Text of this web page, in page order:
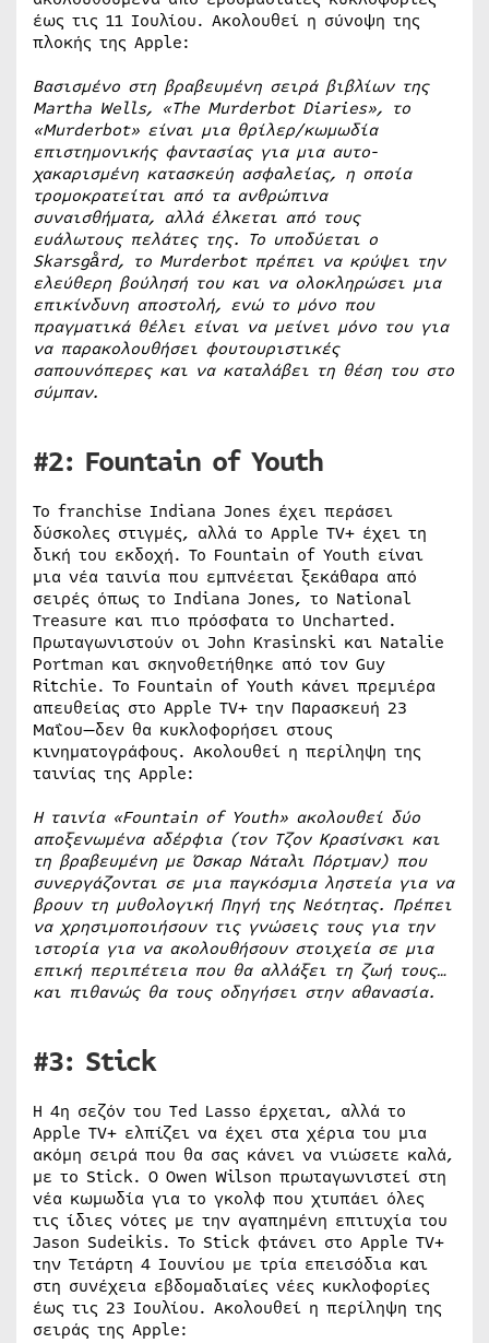
έως τις 11 Ιουλίου. Ακολουθεί η σύνοψη της
πλοκής της Apple:
Βασισμένο στη βραβευμένη σειρά βιβλίων της
Martha Wells, «The Murderbot Diaries», το
«Murderbot» είναι μια θρίλερ/κωμωδία
επιστημονικής φαντασίας για μια αυτο-
χακαρισμένη κατασκεύη ασφαλείας, η οποία
τρομοκρατείται από τα ανθρώπινα
συναισθήματα, αλλά έλκεται από τους
ευάλωτους πελάτες της. Το υποδύεται ο
Skarsgård, το Murderbot πρέπει να κρύψει την
ελεύθερη βούλησή του και να ολοκληρώσει μια
επικίνδυνη αποστολή, ενώ το μόνο που
πραγματικά θέλει είναι να μείνει μόνο του για
να παρακολουθήσει φουτουριστικές
σαπουνόπερες και να καταλάβει τη θέση του στο
σύμπαν.
#2: Fountain of Youth
Το franchise Indiana Jones έχει περάσει
δύσκολες στιγμές, αλλά το Apple TV+ έχει τη
δική του εκδοχή. Το Fountain of Youth είναι
μια νέα ταινία που εμπνέεται ξεκάθαρα από
σειρές όπως το Indiana Jones, το National
Treasure και πιο πρόσφατα το Uncharted.
Πρωταγωνιστούν οι John Krasinski και Natalie
Portman και σκηνοθετήθηκε από τον Guy
Ritchie. Το Fountain of Youth κάνει πρεμιέρα
απευθείας στο Apple TV+ την Παρασκευή 23
Μαΐου—δεν θα κυκλοφορήσει στους
κινηματογράφους. Ακολουθεί η περίληψη της
ταινίας της Apple:
Η ταινία «Fountain of Youth» ακολουθεί δύο
αποξενωμένα αδέρφια (τον Τζον Κρασίνσκι και
τη βραβευμένη με Όσκαρ Νάταλι Πόρτμαν) που
συνεργάζονται σε μια παγκόσμια ληστεία για να
βρουν τη μυθολογική Πηγή της Νεότητας. Πρέπει
να χρησιμοποιήσουν τις γνώσεις τους για την
ιστορία για να ακολουθήσουν στοιχεία σε μια
επική περιπέτεια που θα αλλάξει τη ζωή τους…
και πιθανώς θα τους οδηγήσει στην αθανασία.
#3: Stick
Η 4η σεζόν του Ted Lasso έρχεται, αλλά το
Apple TV+ ελπίζει να έχει στα χέρια του μια
ακόμη σειρά που θα σας κάνει να νιώσετε καλά,
με το Stick. Ο Owen Wilson πρωταγωνιστεί στη
νέα κωμωδία για το γκολφ που χτυπάει όλες
τις ίδιες νότες με την αγαπημένη επιτυχία του
Jason Sudeikis. Το Stick φτάνει στο Apple TV+
την Τετάρτη 4 Ιουνίου με τρία επεισόδια και
στη συνέχεια εβδομαδιαίες νέες κυκλοφορίες
έως τις 23 Ιουλίου. Ακολουθεί η περίληψη της
σειράς της Apple: